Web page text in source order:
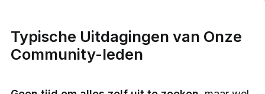
Typische Uitdagingen van Onze
Community-leden